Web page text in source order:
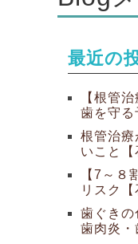
最近の
【根管
歯を守る
根管治療
いこと【
【7～８
リスク
歯ぐきの
歯肉炎・